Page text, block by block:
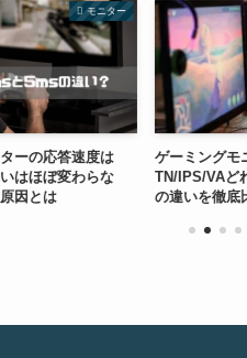
モニター
応答速度は
ぼ変わらな
は
ゲーミングモニ
TN/IPS/VAどれ
の違いを徹底比較